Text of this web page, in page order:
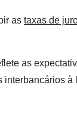
as taxas de
as
à